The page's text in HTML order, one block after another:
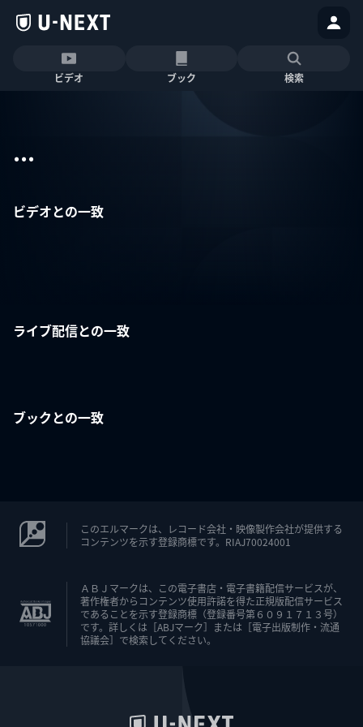
ビデオ ブック 検索
...
ビデオとの一致
ライブ配信との一致
ブックとの一致
このエルマークは、レコード会社・映像製作会社が提供する
コンテンツを示す登録商標です。RIAJ70024001
ＡＢＪマークは、この電子書店・電子書籍配信サービスが、
著作権者からコンテンツ使用許諾を得た正規版配信サービス
であることを示す登録商標（登録番号第６０９１７１３号）
です。詳しくは［ABJマーク］または［電子出版制作・流通
協議会］で検索してください。